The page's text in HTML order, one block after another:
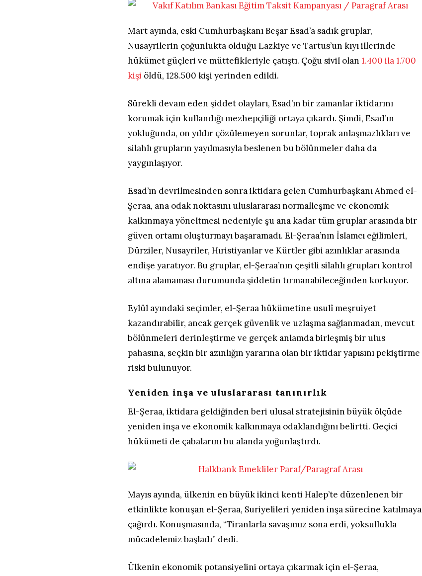
Mart ayında, eski Cumhurbaşkanı Beşar Esad’a sadık gruplar,
Nusayrilerin çoğunlukta olduğu Lazkiye ve Tartus’un kıyı illerinde
hükümet güçleri ve müttefikleriyle çatıştı. Çoğu sivil olan1.400 ila 1.700
kişi öldü, 128.500 kişi yerinden edildi.
Sürekli devam eden şiddet olayları, Esad’ın bir zamanlar iktidarını
korumak için kullandığı mezhepçiliği ortaya çıkardı. Şimdi, Esad’ın
yokluğunda, on yıldır çözülemeyen sorunlar, toprak anlaşmazlıkları ve
silahlı grupların yayılmasıyla beslenen bu bölünmeler daha da
yaygınlaşıyor.
Esad’ın devrilmesinden sonra iktidara gelen Cumhurbaşkanı Ahmed el-
Şeraa, ana odak noktasını uluslararası normalleşme ve ekonomik
kalkınmaya yöneltmesi nedeniyle şu ana kadar tüm gruplar arasında bir
güven ortamı oluşturmayı başaramadı. El-Şeraa’nın İslamcı eğilimleri,
Dürziler, Nusayriler, Hıristiyanlar ve Kürtler gibi azınlıklar arasında
endişe yaratıyor. Bu gruplar, el-Şeraa’nın çeşitli silahlı grupları kontrol
altına alamaması durumunda şiddetin tırmanabileceğinden korkuyor.
Eylül ayındaki seçimler, el-Şeraa hükümetine usulî meşruiyet
kazandırabilir, ancak gerçek güvenlik ve uzlaşma sağlanmadan, mevcut
bölünmeleri derinleştirme ve gerçek anlamda birleşmiş bir ulus
pahasına, seçkin bir azınlığın yararına olan bir iktidar yapısını pekiştirme
riski bulunuyor.
Yeniden inşa ve uluslararası tanınırlık
El-Şeraa, iktidara geldiğinden beri ulusal stratejisinin büyük ölçüde
yeniden inşa ve ekonomik kalkınmaya odaklandığını belirtti. Geçici
hükümeti de çabalarını bu alanda yoğunlaştırdı.
Mayıs ayında, ülkenin en büyük ikinci kenti Halep’te düzenlenen bir
etkinlikte konuşan el-Şeraa, Suriyelileri yeniden inşa sürecine katılmaya
çağırdı. Konuşmasında, “Tiranlarla savaşımız sona erdi, yoksullukla
mücadelemiz başladı” dedi.
Ülkenin ekonomik potansiyelini ortaya çıkarmak için el-Şeraa,